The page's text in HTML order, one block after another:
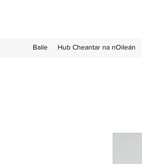
Baile Hub Cheantar na nOileán